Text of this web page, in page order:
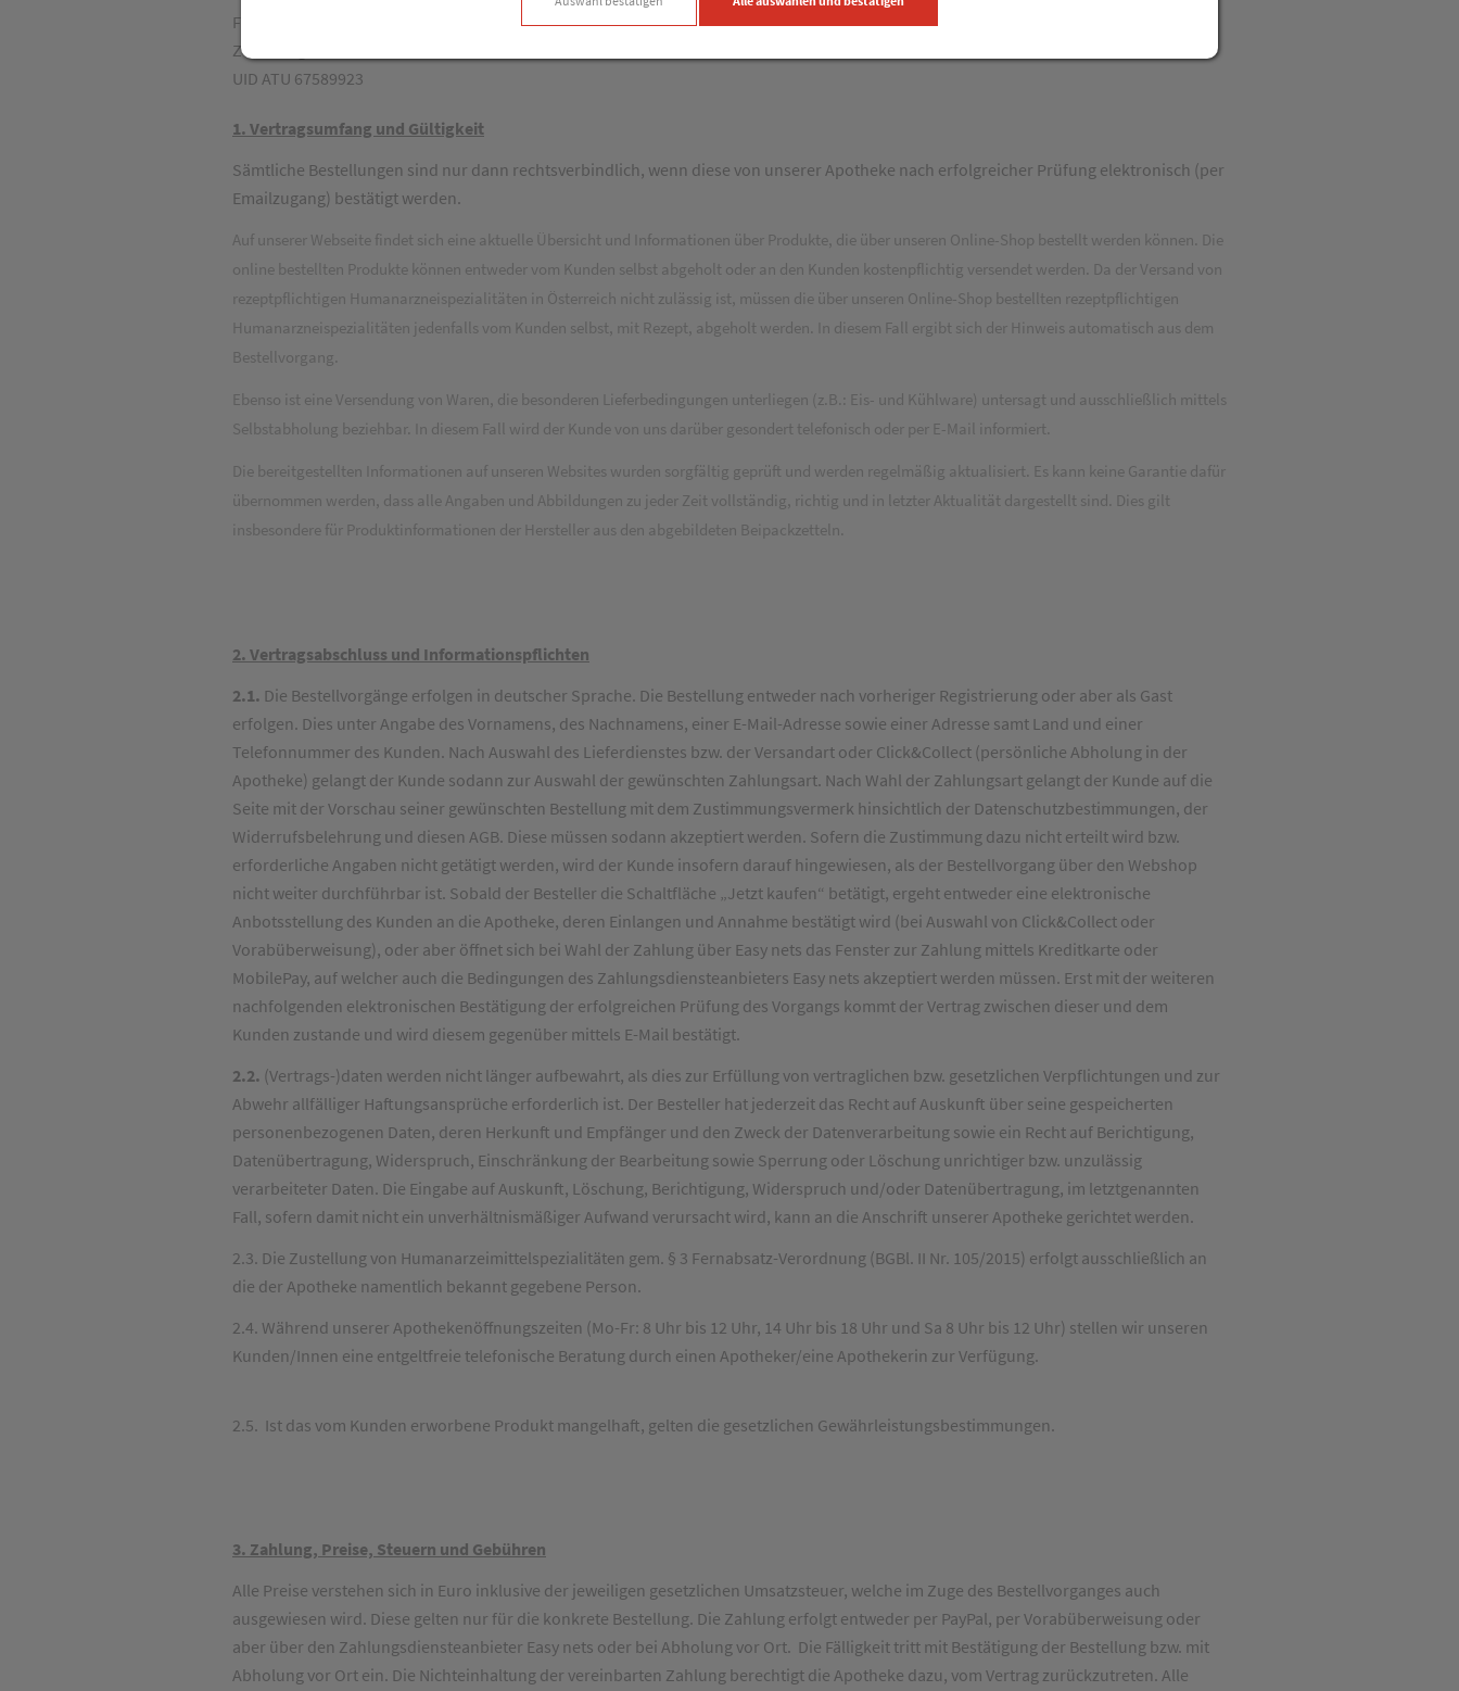
Firmenbuch: 339 399 t, LG Innsbruck
Zuständige Aufsichtsbehörde: Bundesministerium für Gesundheit
UID ATU 67589923
1. Vertragsumfang und Gültigkeit
Sämtliche Bestellungen sind nur dann rechtsverbindlich, wenn diese von unserer Apotheke nach erfolgreicher Prüfung elektronisch (per
Emailzugang) bestätigt werden.
Auf unserer Webseite findet sich eine aktuelle Übersicht und Informationen über Produkte, die über unseren Online-Shop bestellt werden können. Die
online bestellten Produkte können entweder vom Kunden selbst abgeholt oder an den Kunden kostenpflichtig versendet werden. Da der Versand von
rezeptpflichtigen Humanarzneispezialitäten in Österreich nicht zulässig ist, müssen die über unseren Online-Shop bestellten rezeptpflichtigen
Humanarzneispezialitäten jedenfalls vom Kunden selbst, mit Rezept, abgeholt werden. In diesem Fall ergibt sich der Hinweis automatisch aus dem
Bestellvorgang.
Ebenso ist eine Versendung von Waren, die besonderen Lieferbedingungen unterliegen (z.B.: Eis- und Kühlware) untersagt und ausschließlich mittels
Selbstabholung beziehbar. In diesem Fall wird der Kunde von uns darüber gesondert telefonisch oder per E-Mail informiert.
Die bereitgestellten Informationen auf unseren Websites wurden sorgfältig geprüft und werden regelmäßig aktualisiert. Es kann keine Garantie dafür
übernommen werden, dass alle Angaben und Abbildungen zu jeder Zeit vollständig, richtig und in letzter Aktualität dargestellt sind. Dies gilt
insbesondere für Produktinformationen der Hersteller aus den abgebildeten Beipackzetteln.
2. Vertragsabschluss und Informationspflichten
2.1. Die Bestellvorgänge erfolgen in deutscher Sprache. Die Bestellung entweder nach vorheriger Registrierung oder aber als Gast
erfolgen. Dies unter Angabe des Vornamens, des Nachnamens, einer E-Mail-Adresse sowie einer Adresse samt Land und einer
Telefonnummer des Kunden. Nach Auswahl des Lieferdienstes bzw. der Versandart oder Click&Collect (persönliche Abholung in der
Apotheke) gelangt der Kunde sodann zur Auswahl der gewünschten Zahlungsart. Nach Wahl der Zahlungsart gelangt der Kunde auf die
Seite mit der Vorschau seiner gewünschten Bestellung mit dem Zustimmungsvermerk hinsichtlich der Datenschutzbestimmungen, der
Widerrufsbelehrung und diesen AGB. Diese müssen sodann akzeptiert werden. Sofern die Zustimmung dazu nicht erteilt wird bzw.
erforderliche Angaben nicht getätigt werden, wird der Kunde insofern darauf hingewiesen, als der Bestellvorgang über den Webshop
nicht weiter durchführbar ist. Sobald der Besteller die Schaltfläche „Jetzt kaufen“ betätigt, ergeht entweder eine elektronische
Anbotsstellung des Kunden an die Apotheke, deren Einlangen und Annahme bestätigt wird (bei Auswahl von Click&Collect oder
Vorabüberweisung), oder aber öffnet sich bei Wahl der Zahlung über Easy nets das Fenster zur Zahlung mittels Kreditkarte oder
MobilePay, auf welcher auch die Bedingungen des Zahlungsdiensteanbieters Easy nets akzeptiert werden müssen. Erst mit der weiteren
nachfolgenden elektronischen Bestätigung der erfolgreichen Prüfung des Vorgangs kommt der Vertrag zwischen dieser und dem
Kunden zustande und wird diesem gegenüber mittels E-Mail bestätigt.
2.2. (Vertrags-)daten werden nicht länger aufbewahrt, als dies zur Erfüllung von vertraglichen bzw. gesetzlichen Verpflichtungen und zur
Abwehr allfälliger Haftungsansprüche erforderlich ist. Der Besteller hat jederzeit das Recht auf Auskunft über seine gespeicherten
personenbezogenen Daten, deren Herkunft und Empfänger und den Zweck der Datenverarbeitung sowie ein Recht auf Berichtigung,
Datenübertragung, Widerspruch, Einschränkung der Bearbeitung sowie Sperrung oder Löschung unrichtiger bzw. unzulässig
verarbeiteter Daten. Die Eingabe auf Auskunft, Löschung, Berichtigung, Widerspruch und/oder Datenübertragung, im letztgenannten
Fall, sofern damit nicht ein unverhältnismäßiger Aufwand verursacht wird, kann an die Anschrift unserer Apotheke gerichtet werden.
2.3. Die Zustellung von Humanarzeimittelspezialitäten gem. § 3 Fernabsatz-Verordnung (BGBl. II Nr. 105/2015) erfolgt ausschließlich an
die der Apotheke namentlich bekannt gegebene Person.
2.4. Während unserer Apothekenöffnungszeiten (Mo-Fr: 8 Uhr bis 12 Uhr, 14 Uhr bis 18 Uhr und Sa 8 Uhr bis 12 Uhr) stellen wir unseren
Kunden/Innen eine entgeltfreie telefonische Beratung durch einen Apotheker/eine Apothekerin zur Verfügung.
2.5. Ist das vom Kunden erworbene Produkt mangelhaft, gelten die gesetzlichen Gewährleistungsbestimmungen.
3. Zahlung, Preise, Steuern und Gebühren
Alle Preise verstehen sich in Euro inklusive der jeweiligen gesetzlichen Umsatzsteuer, welche im Zuge des Bestellvorganges auch
ausgewiesen wird. Diese gelten nur für die konkrete Bestellung. Die Zahlung erfolgt entweder per PayPal, per Vorabüberweisung oder
aber über den Zahlungsdiensteanbieter Easy nets oder bei Abholung vor Ort. Die Fälligkeit tritt mit Bestätigung der Bestellung bzw. mit
Abholung vor Ort ein. Die Nichteinhaltung der vereinbarten Zahlung berechtigt die Apotheke dazu, vom Vertrag zurückzutreten. Alle